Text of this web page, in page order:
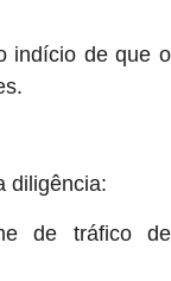
indício de que o
diligência:
de tráfico de